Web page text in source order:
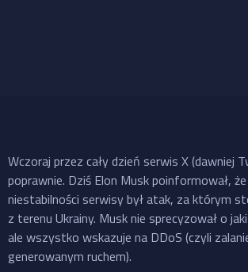
Wczoraj przez cały dzień serwis X (dawniej
poprawnie. Dziś Elon Musk poinformował,
niestabilności serwisy był atak, za którym
z terenu Ukrainy. Musk nie sprecyzował o
ale wszystko wskazuje na DDoS (czyli
generowanym ruchem).